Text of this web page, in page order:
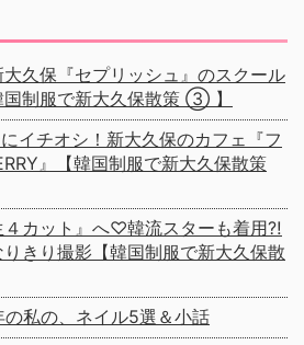
久保『セプリッシュ』のスクール
制服で新大久保散策 ③ 】
イチオシ！新大久保のカフェ『フ
』【韓国制服で新大久保散策
４カット』へ♡韓流スターも着用⁈
きり撮影【韓国制服で新大久保散
私の、ネイル5選＆小話